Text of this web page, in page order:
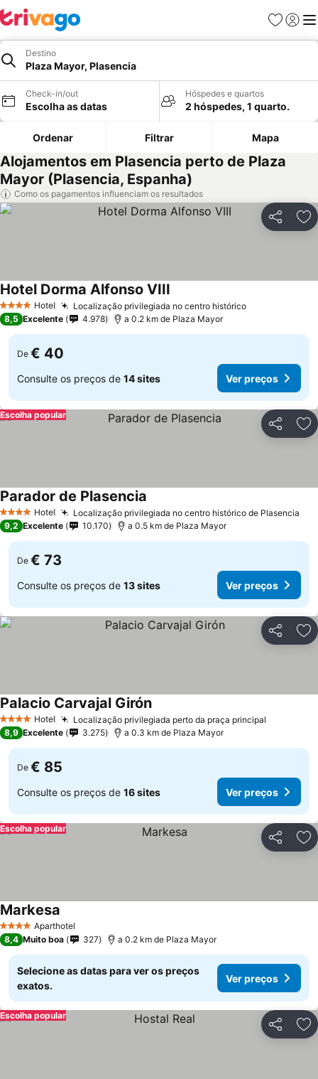
Favoritos
Iniciar
Destino
Plaza Mayor, Plasencia
Check-in/out
Escolha as datas
Hóspedes e quartos
2 hóspedes, 1 quarto.
Ordenar Filtrar Mapa
Alojamentos em Plasencia perto de Plaza
Mayor (Plasencia, Espanha)
Como os pagamentos influenciam os resultados
Partilhar
4 EstrelasHotel Localização privilegiada no centro históricoVer preços
Hotel Dorma Alfonso VIII
8,5 Excelente 4.978 a 0.2 km de Plaza Mayor
De € 40
Consulte os preços de 14 sites Ver preços
Partilhar
Escolha popular
4 EstrelasHotel Localização privilegiada no centro histórico de Plasencia
Parador de Plasencia
9,2 Excelente 10.170 a 0.5 km de Plaza Mayor
De € 73
Consulte os preços de 13 sites Ver preços
Partilhar
4 EstrelasHotel Localização privilegiada perto da praça principal
Palacio Carvajal GirónVer preços
8,9 Excelente 3.275 a 0.3 km de Plaza Mayor
De € 85
Consulte os preços de 16 sites Ver preços
Partilhar
Escolha popular
4 EstrelasAparthotel
Markesa
8,4 Muito boa 327 a 0.2 km de Plaza Mayor
Selecione as datas para ver os preços
exatos.
Ver preços
Partilhar
Escolha popular